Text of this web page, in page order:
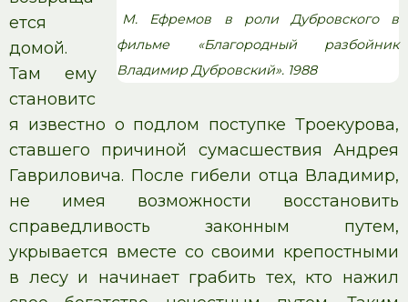
М. Ефремов в роли Дубровского в
фильме «Благородный разбойник
Владимир Дубровский». 1988
ется
домой.
Там ему
становитс
я известно о подлом поступке Троекурова,
ставшего причиной сумасшествия Андрея
Гавриловича. После гибели отца Владимир,
не имея возможности восстановить
справедливость законным путем,
укрывается вместе со своими крепостными
в лесу и начинает грабить тех, кто нажил